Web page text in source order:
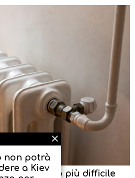
all’inverno più difficile
non potrà
a Kiev